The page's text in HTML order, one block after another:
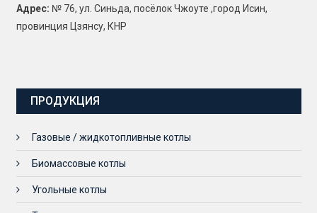
Адрес: № 76, ул. Синьда, посёлок Чжоуте ,город Исин,
провинция Цзянсу, КНР
ПРОДУКЦИЯ
Газовые / жидкотопливные котлы
Биомассовые котлы
Угольные котлы